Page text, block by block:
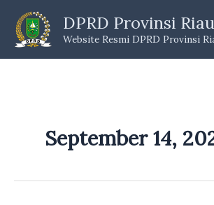
content
DPRD Provinsi Riau
Website Resmi DPRD Provinsi
September 14,